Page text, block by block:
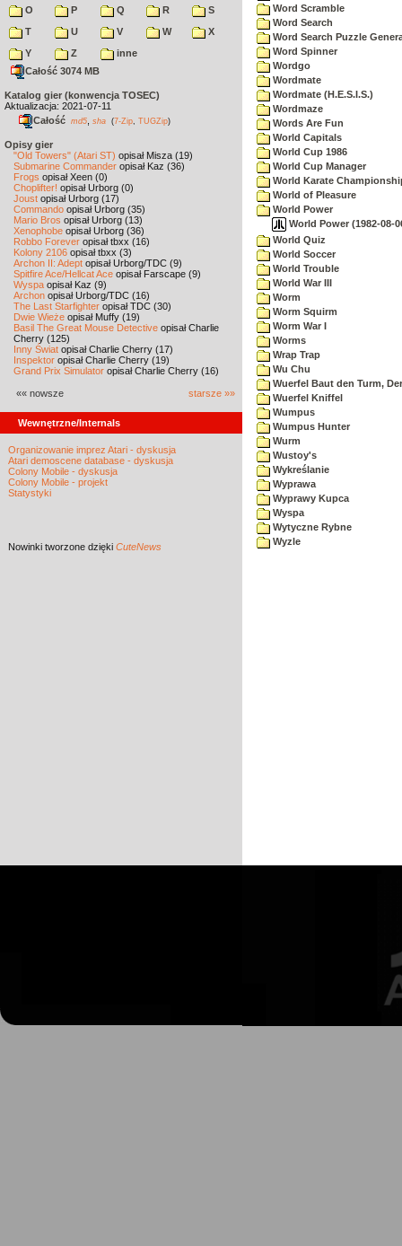
O
P Q R
S
T
U V W
X
Y
Z
inne
Całość 3074 MB
Katalog gier (konwencja TOSEC)
Aktualizacja: 2021-07-11
Całość md5 sha (7-Zip TUGZip)
Opisy gier
"Old Towers" (Atari ST) opisał Misza (19)
Submarine Commander opisał Kaz (36)
Frogs opisał Xeen (0)
Choplifter! opisał Urborg (0)
Joust opisał Urborg (17)
Commando opisał Urborg (35)
Mario Bros opisał Urborg (13)
Xenophobe opisał Urborg (36)
Robbo Forever opisał tbxx (16)
Kolony 2106 opisał tbxx (3)
Archon II: Adept opisał Urborg/TDC (9)
Spitfire Ace/Hellcat Ace opisał Farscape (9)
Wyspa opisał Kaz (9)
Archon opisał Urborg/TDC (16)
The Last Starfighter opisał TDC (30)
Dwie Wieże opisał Muffy (19)
Basil The Great Mouse Detective opisał Charlie
Cherry (125)
Inny Świat opisał Charlie Cherry (17)
Inspektor opisał Charlie Cherry (19)
Grand Prix Simulator opisał Charlie Cherry (16)
«« nowsze starsze »»
Wewnętrzne/Internals
Organizowanie imprez Atari - dyskusja
Atari demoscene database - dyskusja
Colony Mobile - dyskusja
Colony Mobile - projekt
Statystyki
Nowinki tworzone dzięki CuteNews
Word Scramble
Word Search
Word Search Puzzle
Word Spinner
Wordgo
Wordmate
Wordmate (H.E.S.I.S.)
Wordmaze
Words Are Fun
World Capitals
World Cup 1986
World Cup Manager
World Karate
World of Pleasure
World Power
World Power (1982-08-
World Quiz
World Soccer
World Trouble
World War III
Worm
Worm Squirm
Worm War I
Worms
Wrap Trap
Wu Chu
Wuerfel Baut den Turm, Der
Wuerfel Kniffel
Wumpus
Wumpus Hunter
Wurm
Wustoy's
Wykreślanie
Wyprawa
Wyprawy Kupca
Wyspa
Wytyczne Rybne
Wyzle